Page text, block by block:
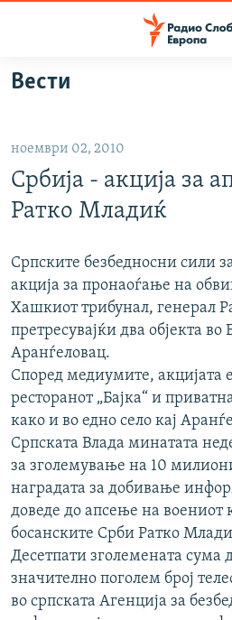
Оди
на
главната
навигација
на
пребарување
ВИЗУЕЛНО
ВЕСТИ
ШТО ТРЕБА ДА ЗНАЕТЕ
ПРИЈАВИ СЕ ЗА ЊУЗЛЕТЕР
ПОДКАСТ ЗОШТО?
СЛЕДЕТЕ НЕ
РСЕ веб страници
Вести
ноември 02, 2010
Србија - акција за
Ратко Младиќ
Српските безбедносни сили
акција за пронаоѓање на
Хашкиот трибунал, генерал
претресувајќи два објекта во
Аранѓеловац.
Според медиумите, акцијата
ресторанот „Бајка“ и
како и во едно село кај
Српската Влада минатата
за зголемување на 10
наградата за добивање
доведе до апсење на воениот
босанските Срби Ратко
Десетпати зголемената сума
значително поголем број
во српската Агенција за